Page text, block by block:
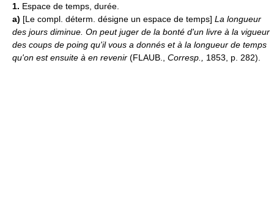
1. Espace de temps, durée.
a) [Le compl. déterm. désigne un espace de temps] La longueur
des jours diminue. On peut juger de la bonté d'un livre à la vigueur
des coups de poing qu'il vous a donnés et à la longueur de temps
qu'on est ensuite à en revenir (FLAUB., Corresp., 1853, p. 282).